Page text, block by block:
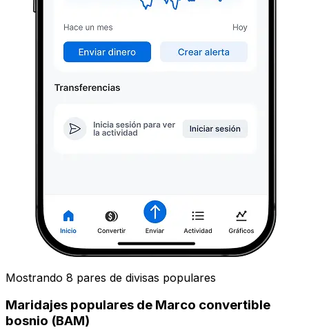
Mostrando 8 pares de divisas populares
Maridajes populares de Marco convertible
bosnio (BAM)